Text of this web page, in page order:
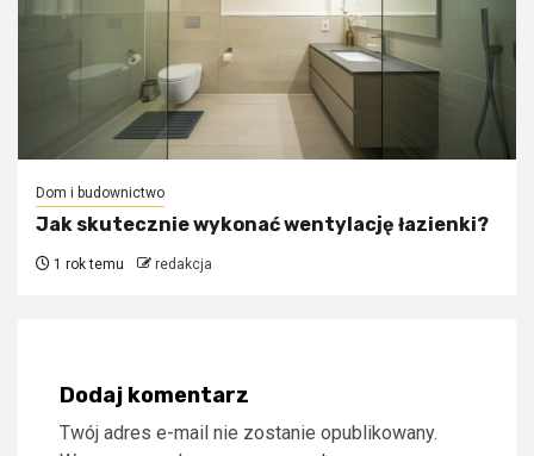
Dom i budownictwo
Jak skutecznie wykonać wentylację łazienki?
1 rok temu redakcja
Dodaj komentarz
Twój adres e-mail nie zostanie opublikowany.